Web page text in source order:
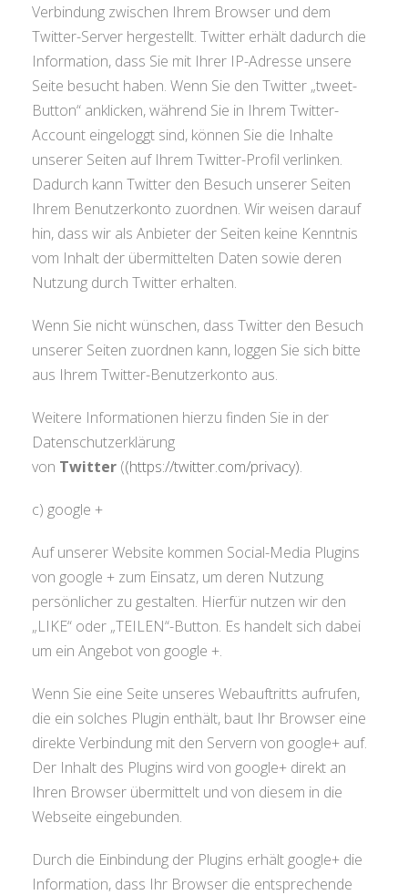
Verbindung zwischen Ihrem Browser und dem
Twitter-Server hergestellt. Twitter erhält dadurch die
Information, dass Sie mit Ihrer IP-Adresse unsere
Seite besucht haben. Wenn Sie den Twitter „tweet-
Button“ anklicken, während Sie in Ihrem Twitter-
Account eingeloggt sind, können Sie die Inhalte
unserer Seiten auf Ihrem Twitter-Profil verlinken.
Dadurch kann Twitter den Besuch unserer Seiten
Ihrem Benutzerkonto zuordnen. Wir weisen darauf
hin, dass wir als Anbieter der Seiten keine Kenntnis
vom Inhalt der übermittelten Daten sowie deren
Nutzung durch Twitter erhalten.
Wenn Sie nicht wünschen, dass Twitter den Besuch
unserer Seiten zuordnen kann, loggen Sie sich bitte
aus Ihrem Twitter-Benutzerkonto aus.
Weitere Informationen hierzu finden Sie in der
Datenschutzerklärung
von Twitter ((https://twitter.com/privacy).
c) google +
Auf unserer Website kommen Social-Media Plugins
von google + zum Einsatz, um deren Nutzung
persönlicher zu gestalten. Hierfür nutzen wir den
„LIKE“ oder „TEILEN“-Button. Es handelt sich dabei
um ein Angebot von google +.
Wenn Sie eine Seite unseres Webauftritts aufrufen,
die ein solches Plugin enthält, baut Ihr Browser eine
direkte Verbindung mit den Servern von google+ auf.
Der Inhalt des Plugins wird von google+ direkt an
Ihren Browser übermittelt und von diesem in die
Webseite eingebunden.
Durch die Einbindung der Plugins erhält google+ die
Information, dass Ihr Browser die entsprechende